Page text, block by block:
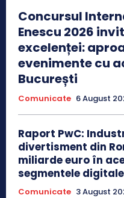
Concursul
Enescu 2026
excelenței:
evenimente cu
București
Comunicate 6 August
Raport PwC:
divertisment din
miliarde euro în
segmentele digitale
Comunicate 3 August